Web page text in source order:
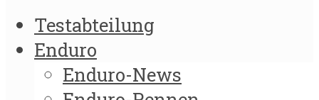
Testabteilung
Enduro
Enduro-News